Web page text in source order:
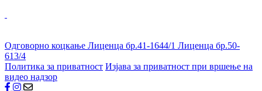
Одговорно коцкање Лиценца бр.41-1644/1 Лиценца бр.50-
613/4
Политика за приватност Изјава за приватност при вршење на
видео надзор